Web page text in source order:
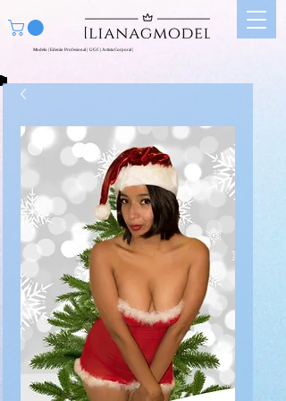
Modelo | Edecán Profesional | UGC | Artista Corporal |